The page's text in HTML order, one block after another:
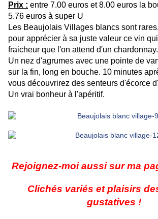
Prix : entre 7.00 euros et 8.00 euros la
5.76 euros à super U
Les Beaujolais Villages blancs sont
pour apprécier à sa juste valeur ce vin
fraicheur que l'on attend d'un chardonnay.
Un nez d'agrumes avec une pointe de
sur la fin, long en bouche. 10 minutes
vous découvrirez des senteurs d'écorce
Un vrai bonheur à l'apéritif.
Rejoignez-moi aussi sur ma
Clichés variés et plaisirs
gustatives !